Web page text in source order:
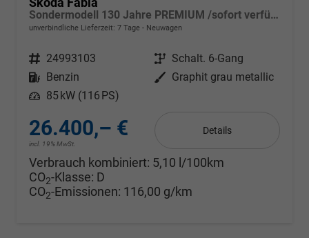
Sondermodell 130 Jahre PREMIUM /sofort verfügbar
unverbindliche Lieferzeit: 7 Tage Neuwagen
Fahrzeugnr. 24993103 Getriebe Schalt. 6-Gang
Kraftstoff
Benzin Außenfarbe Graphit grau metallic
Leistung 85 kW (116 PS)
26.400,– €
incl. 19% MwSt.
Details
Verbrauch kombiniert: 5,10 l/100km
CO2-Klasse: D
CO2-Emissionen: 116,00 g/km